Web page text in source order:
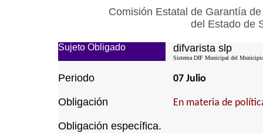
Comisión Estatal de Garantía
del Estado de
Sujeto Obligado difvarista slp
Sistema DIF Municipal del
Periodo 07 Julio
Obligación En materia de
Obligación específica.